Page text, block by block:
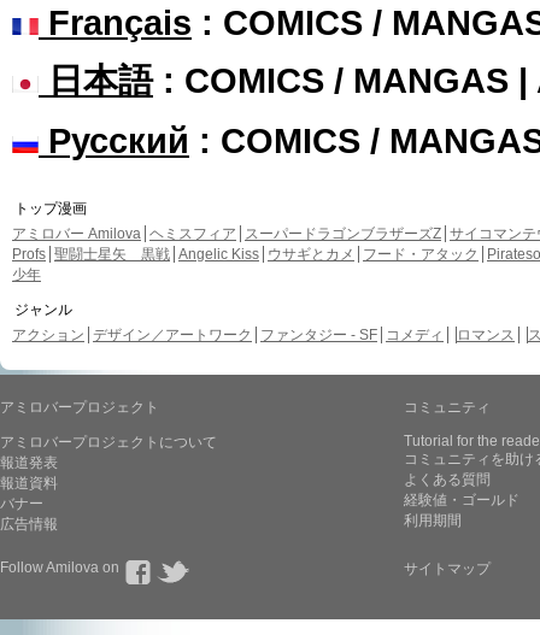
Français : COMICS /
日本語: COMICS / MANGAS |
Русский : COMICS /
トップ漫画
アミロバー Amilova ヘミスフィア スーパードラゴンブラザーズZ サイコマンテ
Profs 聖闘士星矢 黒戦 Angelic Kiss ウサギとカメ フード・アタック
少年
ジャンル
アクション デザイン／アートワーク ファンタジー - SF コメディ ロマンス
アミロバープロジェクト
アミロバープロジェクトについて
報道発表
報道資料
バナー
広告情報
コミュニティ
Tutorial for the
コミュニティを助け
よくある質問
経験値・ゴールド
利用期間
Follow Amilova on サイトマップ